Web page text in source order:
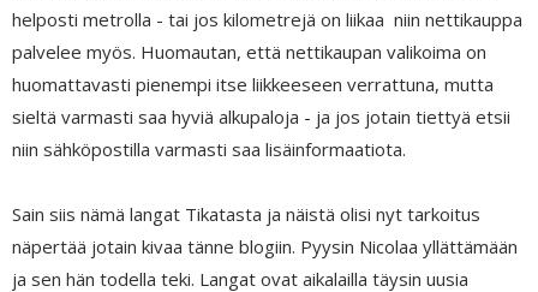
helposti metrolla - tai jos kilometrejä on liikaa niin nettikauppa
palvelee myös. Huomautan, että nettikaupan valikoima on
huomattavasti pienempi itse liikkeeseen verrattuna, mutta
sieltä varmasti saa hyviä alkupaloja - ja jos jotain tiettyä etsii
niin sähköpostilla varmasti saa lisäinformaatiota.
Sain siis nämä langat Tikatasta ja näistä olisi nyt tarkoitus
näpertää jotain kivaa tänne blogiin. Pyysin Nicolaa yllättämään
ja sen hän todella teki. Langat ovat aikalailla täysin uusia